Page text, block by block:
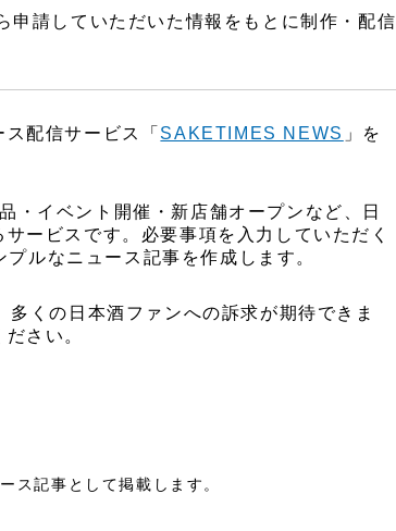
請していただいた情報をもとに制作・配信
配信サービス「 SAKETIMES NEWS 」を
・イベント開催・新店舗オープンなど、日
ービスです。必要事項を入力していただく
ルなニュース記事を作成します。
くの日本酒ファンへの訴求が期待できま
さい。
ス記事として掲載します。